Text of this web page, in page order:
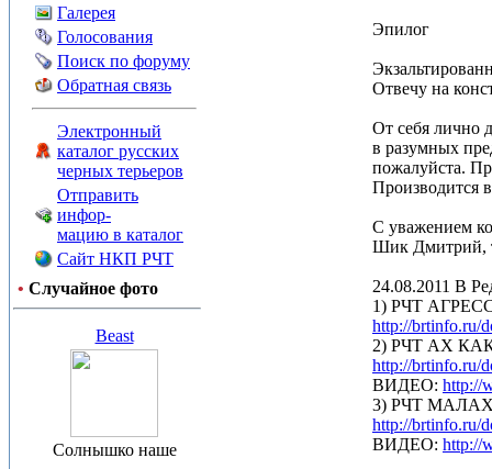
Галерея
Голосования
Поиск по форуму
Обратная связь
Электронный
каталог русских
черных терьеров
Отправить
инфор-
мацию в каталог
Сайт НКП РЧТ
• Случайное фото
Beast
Солнышко наше
Эпилог
Отвечу на
От себя лично
в разумных
пожалуйста.
Производится
С уважением
Шик Дмитрий,
24.08.2011 В
1) РЧТ
http://brtinfo.ru/
2) РЧТ АХ
http://brtinfo.ru/
ВИДЕО: http://
3) РЧТ
http://brtinfo.ru/
ВИДЕО: http://